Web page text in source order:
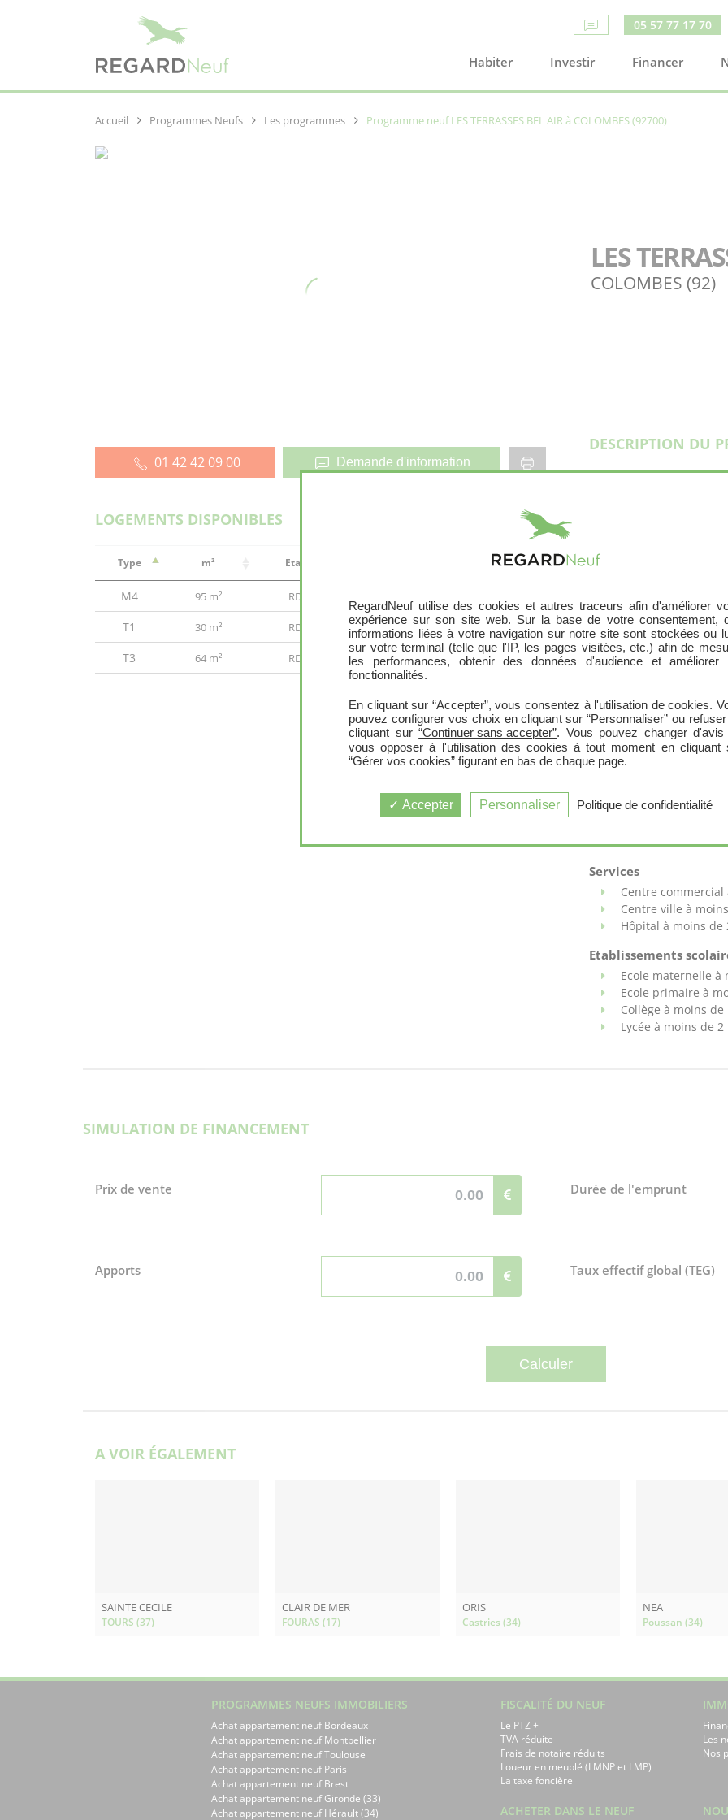
05 57 77 17 70
Habiter Investir Financer
Programmes Neufs Les programmes Programme neuf LES TERRASSES BEL AIR à COLOMBES (92700)
LES
COLOMBES (92)
01 42 42 09 00 Demande d'information
LOGEMENTS DISPONIBLES
Type m² Etage En savoir plus
M4 95 m² RDC
T1 30 m² RDC Terrasse
T3 64 m² RDC Terrasse
DESCRIPTION DU
Les intérieurs de la
du 2 au 4 pièces
4 et 5 pièces pour les
fonctionnels et
requis. En
en rooftop, chaque
extérieur privatif
Environnement
A Colombes, la culture
médiathèques, salle de
territoire sont couverts
la coulée verte
Tram / Bus / Metro
Services
Centre commercial
Centre ville à
Hôpital à moins de
Etablissements
Ecole maternelle à
Ecole primaire à
Collège à moins de
Lycée à moins de 2
SIMULATION DE FINANCEMENT
Prix de vente Durée de l'emprunt
Apports Taux effectif global (TEG)
A VOIR ÉGALEMENT
SAINTE CECILE
TOURS (37)
CLAIR DE MER
FOURAS (17)
ORIS
Castries (34)
NEA
Poussan (34)
PROGRAMMES NEUFS IMMOBILIERS
Achat appartement neuf Bordeaux
Achat appartement neuf Montpellier
Achat appartement neuf Toulouse
Achat appartement neuf Paris
Achat appartement neuf Brest
Achat appartement neuf Gironde (33)
Achat appartement neuf Hérault (34)
FISCALITÉ DU NEUF
Le PTZ +
TVA réduite
Frais de notaire réduits
Loueur en meublé (LMNP et LMP)
La taxe foncière
Les
Nos
ACHETER DANS LE NEUF
RegardNeuf utilise des cookies et autres traceurs afin d'améliorer
expérience sur son site web. Sur la base de votre consentement,
informations liées à votre navigation sur notre site sont stockées ou
sur votre terminal (telle que l'IP, les pages visitées, etc.) afin de
les performances, obtenir des données d'audience et améliorer
fonctionnalités.
En cliquant sur “Accepter”, vous consentez à l'utilisation de cookies.
pouvez configurer vos choix en cliquant sur “Personnaliser” ou
cliquant sur“Continuer sans accepter”. Vous pouvez changer d'avis
vous opposer à l'utilisation des cookies à tout moment en cliquant
“Gérer vos cookies” figurant en bas de chaque page.
Accepter Personnaliser Politique de confidentialité